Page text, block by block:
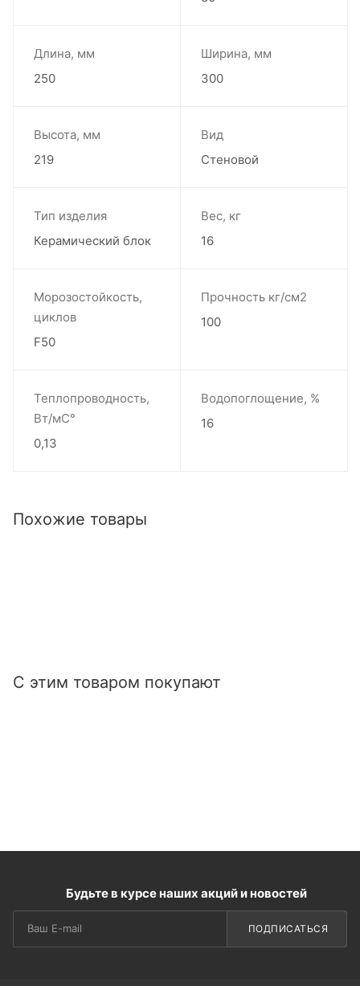
Длина, мм
250
Ширина, мм
300
Высота, мм
219
Вид
Стеновой
Тип изделия
Керамический блок
Вес, кг
16
Морозостойкость,
циклов
F50
Прочность кг/см2
100
Теплопроводность,
Вт/мС°
0,13
Водопоглощение, %
16
Похожие товары
С этим товаром покупают
Будьте в курсе наших акций и новостей
ПОДПИСАТЬСЯ